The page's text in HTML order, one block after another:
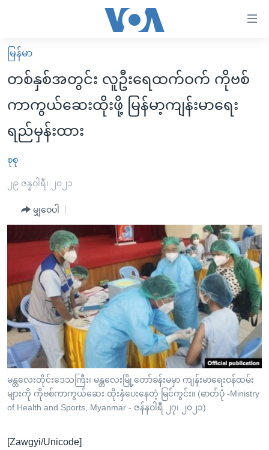
လွယ်ကူ
စေ
များ
ပင်မ
အကြောင်းအရာ
သို့
ကျော်
ကြည့်
ရန်
ညွန်း
စာမျက်နှာ
သို့
ကျော်
ကြည့်
ရန်
ရှာဖွေ
ရန်
မူလစာမျက်နှာ
မြန်မာ
ကမ္ဘာ့သတင်းများ
နိုင်ငံတကာ
အစ္စရေး-ပါလက်စတိုင်း
ဗွီဒီယို
အင်္ဂလိပ်စာလေ့လာမယ်
အမေရိကန်သုံးအီဒီယံ
မကြေးမုံရဲ့ အင်္ဂလိပ်စာ
ရုပ်ရှင်ထဲက အင်္ဂလိပ်စာ
သုတပဒေသာ အင်္ဂလိပ်စာ
အပတ်စဉ်ကဏ္ဍများ
ရေဒီယိုနှင့်ရုပ်သံ အချက်အလက်များ
ရေဒီယို/တီဗွီအစီအစဉ်
Learning English
ဗွီအိုအေ လူမှုကွန်ယက်များ
ဘာသာစကားများ
မြန်မာ
တစ်နှစ်အတွင်း လူဦးရေထက်ဝက် ကိုဗစ်
ကာကွယ်ဆေးထိုးဖို့ မြန်မာ့ကျန်းမာရေး
ရည်မှန်းထား
စုစု
၂၉ ဇန္နဝါရီ၊ ၂၀၂၁
မျှဝေပါ
မန္တလေးတိုင်းဒေသကြီး၊ မန္တလေးမြို့တော်ခန်းမမှာ ကျန်းမာရေးဝန်ထမ်း
များကို ကိုဗစ်ကာကွယ်ဆေး ထိုးနှံပေးနေတဲ့ မြင်ကွင်း။ (ဓာတ်ပုံ -Ministry
of Health and Sports, Myanmar - ဇန်နဝါရီ ၂၇၊ ၂၀၂၁)
[Zawgyi/Unicode]